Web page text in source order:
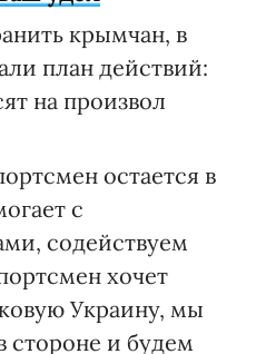
крымчан, в
план действий:
на произвол
остается в
с
содействуем
хочет
Украину, мы
стороне и будем